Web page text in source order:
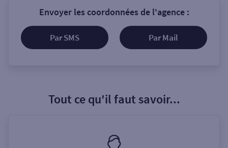
Envoyer les coordonnées de l'agence :
Par SMS Par Mail
Tout ce qu'il faut savoir...